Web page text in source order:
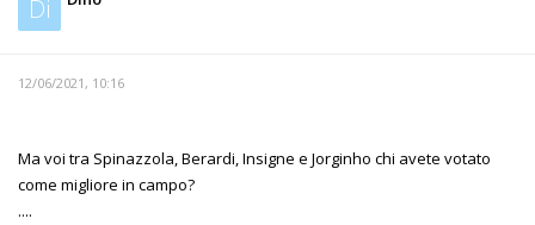
Di
12/06/2021, 10:16
Ma voi tra Spinazzola, Berardi, Insigne e Jorginho chi avete votato
come migliore in campo?
....